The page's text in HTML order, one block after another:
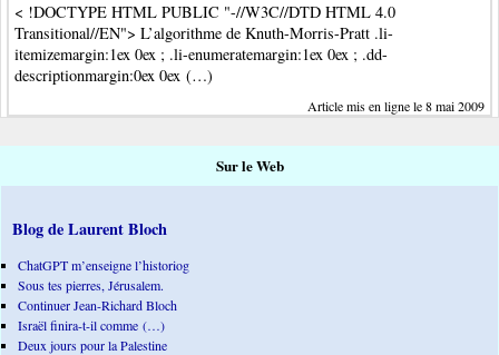
< !DOCTYPE HTML PUBLIC "-//W3C//DTD HTML 4.0
Transitional//EN"> L’algorithme de Knuth-Morris-Pratt .li-
itemizemargin:1ex 0ex ; .li-enumeratemargin:1ex 0ex ; .dd-
descriptionmargin:0ex 0ex (…)
Article mis en ligne le 8 mai 2009
Sur le Web
Blog de Laurent Bloch
ChatGPT m’enseigne l’historiog
Sous tes pierres, Jérusalem.
Continuer Jean-Richard Bloch
Israël finira-t-il comme (…)
Deux jours pour la Palestine